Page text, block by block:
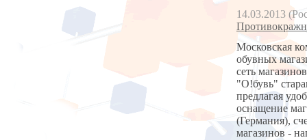
14.03.2013
Московская
обувных
сеть
"О!бувь"
предлагая
оснащение
(Германия),
магазинов -